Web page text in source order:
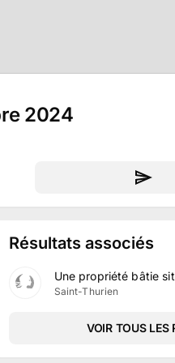
2024
Résultats associés
Une propriété bâtie
Saint-Thurien
VOIR TOUS LES